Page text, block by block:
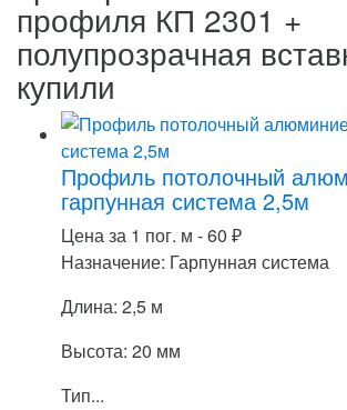
профиля КП 2301 +
полупрозрачная
купили
Профиль потолочный
гарпунная система 2,5м
Цена за 1 пог. м -60 ₽
Назначение: Гарпунная система
Длина: 2,5 м
Высота: 20 мм
Тип...